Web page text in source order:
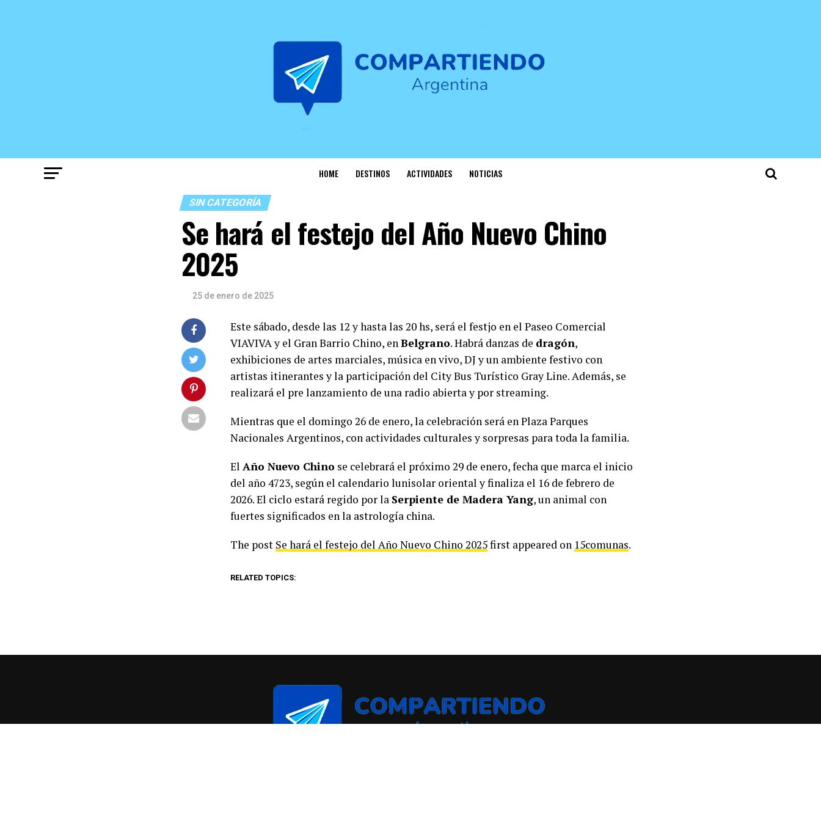
HOME DESTINOS ACTIVIDADES NOTICIAS
SIN CATEGORÍA
Se hará el festejo del Año Nuevo Chino
2025
25 de enero de 2025
Este sábado, desde las 12 y hasta las 20 hs, será el festjo en el Paseo Comercial
VIAVIVA y el Gran Barrio Chino, enBelgrano. Habrá danzas de dragón,
exhibiciones de artes marciales, música en vivo, DJ y un ambiente festivo con
artistas itinerantes y la participación del City Bus Turístico Gray Line. Además, se
realizará el pre lanzamiento de una radio abierta y por streaming.
Mientras que el domingo 26 de enero, la celebración será en Plaza Parques
Nacionales Argentinos, con actividades culturales y sorpresas para toda la familia.
El Año Nuevo Chino se celebrará el próximo 29 de enero, fecha que marca el inicio
del año 4723, según el calendario lunisolar oriental y finaliza el 16 de febrero de
2026. El ciclo estará regido por la Serpiente de Madera Yang, un animal con
fuertes significados en la astrología china.
The post Se hará el festejo del Año Nuevo Chino 2025first appeared on 15comunas.
RELATED TOPICS: